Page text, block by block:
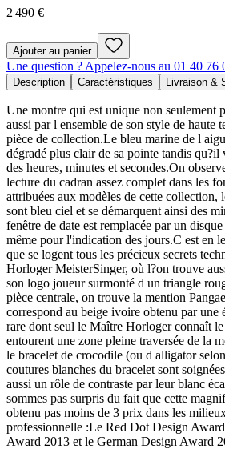
2 490 €
Ajouter au panier
Une question ? Appelez-nous au 01 40 76
Description Caractéristiques Livraison &
Une montre qui est unique non seulement
aussi par l ensemble de son style de haute
pièce de collection.Le bleu marine de l
dégradé plus clair de sa pointe tandis
des heures, minutes et secondes.On
lecture du cadran assez complet dans les
attribuées aux modèles de cette collection,
sont bleu ciel et se démarquent ainsi des
fenêtre de date est remplacée par un
même pour l'indication des jours.C est en
que se logent tous les précieux secrets
Horloger MeisterSinger, où l?on trouve
son logo joueur surmonté d un triangle
pièce centrale, on trouve la mention
correspond au beige ivoire obtenu par une
rare dont seul le Maître Horloger connaît le
entourent une zone pleine traversée de la
le bracelet de crocodile (ou d alligator
coutures blanches du bracelet sont
aussi un rôle de contraste par leur blanc
sommes pas surpris du fait que cette
obtenu pas moins de 3 prix dans les
professionnelle :Le Red Dot Design
Award 2013 et le German Design Award